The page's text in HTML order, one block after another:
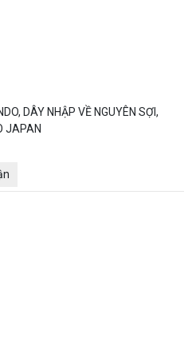
DÂY NHẬP VỀ NGUYÊN SỢI,
JAPAN